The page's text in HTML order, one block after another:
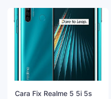
Cara Fix Realme 5 5i 5s